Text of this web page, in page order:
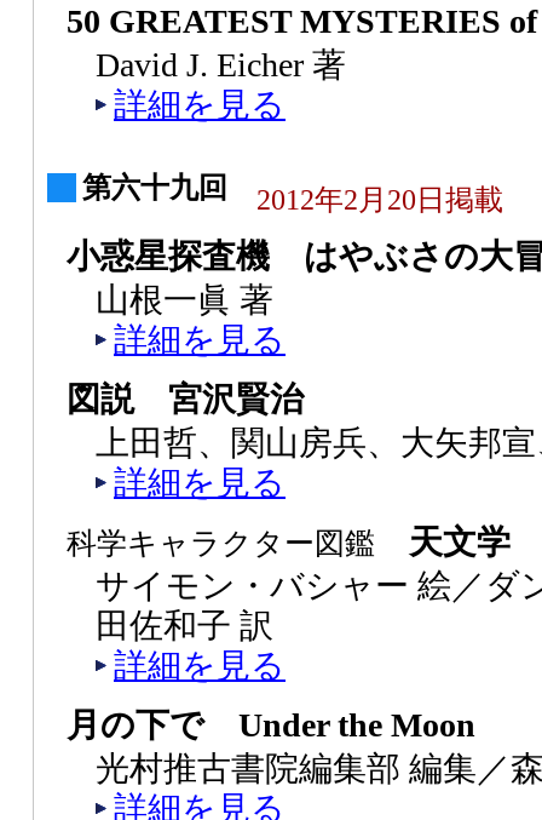
50 GREATEST MYSTERIES
David J. Eicher 著
詳細を見る
第六十九回 2012年2月20日掲載
小惑星探査機 はやぶさの大
山根一眞 著
詳細を見る
図説 宮沢賢治
上田哲、関山房兵、大矢邦
詳細を見る
科学キャラクター図鑑
天文学
サイモン・バシャー 絵／ダ
田佐和子 訳
詳細を見る
月の下で Under the Moon
光村推古書院編集部 編集／
詳細を見る